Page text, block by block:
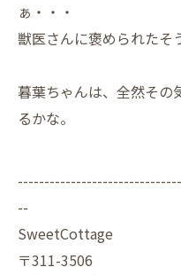
ぁ・・・
獣医さんに褒められたそ
暮葉ちゃんは、全然その
るかな。
--
SweetCottage
〒311-3506